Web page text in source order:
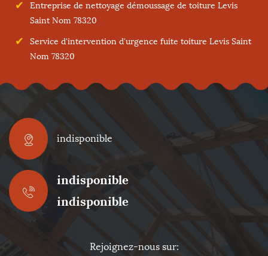
Entreprise de nettoyage démoussage de toiture Levis
Saint Nom 78320
Service d'intervention d'urgence fuite toiture Levis Saint
Nom 78320
indisponible
indisponible
indisponible
Rejoignez-nous sur: